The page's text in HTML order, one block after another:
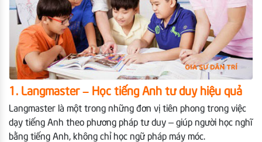
1. Langmaster – Học tiếng Anh tư duy hiệu quả
Langmaster là một trong những đơn vị tiên phong trong việc
dạy tiếng Anh theo phương pháp tư duy – giúp người học nghĩ
bằng tiếng Anh, không chỉ học ngữ pháp máy móc.